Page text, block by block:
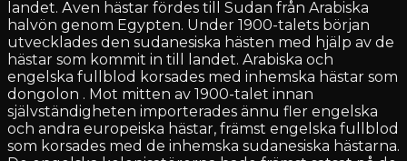
landet. Även hästar fördes till Sudan från Arabiska
halvön genom Egypten. Under 1900-talets början
utvecklades den sudanesiska hästen med hjälp av de
hästar som kommit in till landet. Arabiska och
engelska fullblod korsades med inhemska hästar som
dongolon . Mot mitten av 1900-talet innan
självständigheten importerades ännu fler engelska
och andra europeiska hästar, främst engelska fullblod
som korsades med de inhemska sudanesiska hästarna.